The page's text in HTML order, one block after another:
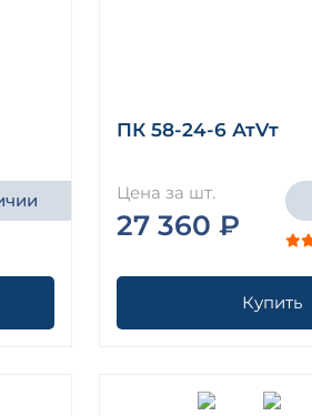
ПК 58-24-6 АтVт
Цена за шт.
27 360 ₽
Купить